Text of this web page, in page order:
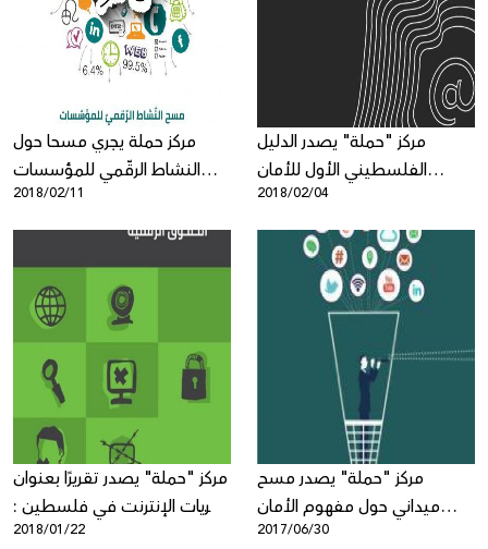
مركز حملة يجري مسحا حول
النشاط الرقّمي للمؤسسات
الأهلية الفلسطينيّة
2018/02/11
مركز "حملة" يصدر الدليل
الفلسطيني الأول للأمان
الرقمي
2018/02/04
مركز "حملة" يصدر تقريرًا بعنوان
حريات الإنترنت في فلسطين :
مسح لانتهاكات وتهديدات
2018/01/22
مركز "حملة" يصدر مسح
ميداني حول مفهوم الأمان
الرّقميّ بين الشّباب
2017/06/30